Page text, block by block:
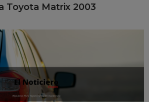
Toyota Matrix 2003